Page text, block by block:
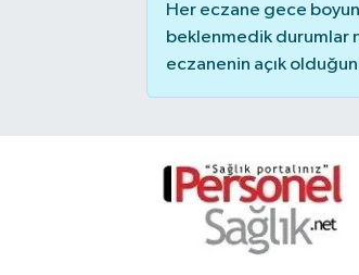
Her eczane gece
beklenmedik durumlar
eczanenin açık